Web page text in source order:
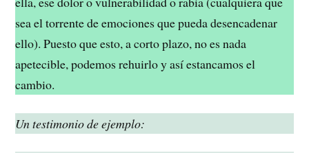
sea el torrente de emociones que pueda desencadenar
ello). Puesto que esto, a corto plazo, no es nada
apetecible, podemos rehuirlo y así estancamos el
cambio.
Un testimonio de ejemplo: